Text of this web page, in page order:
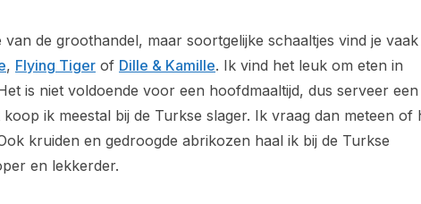
van de groothandel, maar soortgelijke schaaltjes vind je vaak
, Flying Tiger of Dille & Kamille. Ik vind het leuk om eten in
is niet voldoende voor een hoofdmaaltijd, dus serveer een
ik meestal bij de Turkse slager. Ik vraag dan meteen of
kruiden en gedroogde abrikozen haal ik bij de Turkse
en lekkerder.